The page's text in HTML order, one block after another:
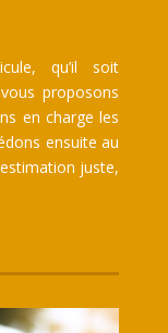
qu’il soit
proposons
en charge les
ensuite au
juste,